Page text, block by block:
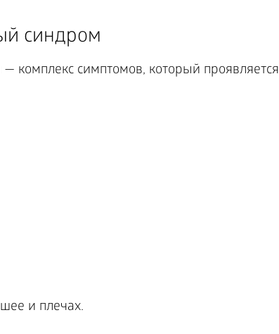
синдром
симптомов, который проявляется
и плечах.